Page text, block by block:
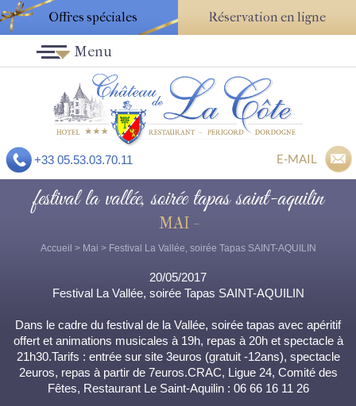
Offres spéciales Réservation en ligne
+33 05.53.03.70.11 E-MAIL
Menu
festival la vallée, soirée tapas saint-aquilin
MAI -
Accueil > Mai > Festival La Vallée, soirée Tapas SAINT-AQUILIN
20/05/2017
Festival La Vallée, soirée Tapas SAINT-AQUILIN
Dans le cadre du festival de la Vallée, soirée tapas avec apéritif
offert et animations musicales à 19h, repas à 20h et spectacle à
21h30.Tarifs : entrée sur site 3euros (gratuit -12ans), spectacle
2euros, repas à partir de 7euros.CRAC, Ligue 24, Comité des
Fêtes, Restaurant Le Saint-Aquilin : 06 66 16 11 26